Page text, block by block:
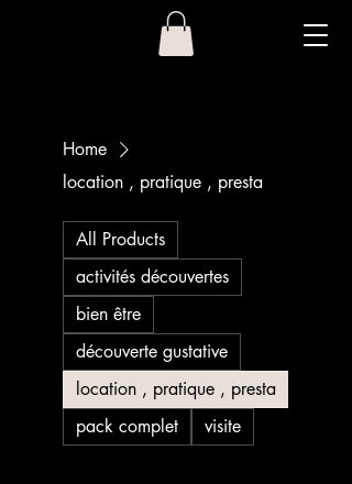
Home
location , pratique , presta
All Products
activités découvertes
bien être
découverte gustative
location , pratique , presta
pack complet
visite